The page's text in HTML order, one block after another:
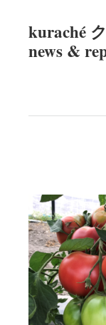
kuraché
news &